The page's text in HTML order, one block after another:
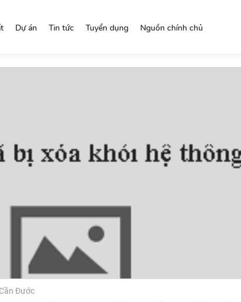
Dự án Tin tức Tuyển dụng Nguồn chính chủ
Đước